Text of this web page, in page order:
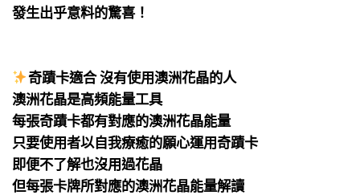
發生出乎意料的驚喜！
奇蹟卡適合 沒有使用澳洲花晶的人
澳洲花晶是高頻能量工具
每張奇蹟卡都有對應的澳洲花晶能量
只要使用者以自我療癒的願心運用奇蹟卡
即便不了解也沒用過花晶
但每張卡牌所對應的澳洲花晶能量解讀